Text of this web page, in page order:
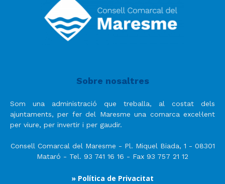
Sobre nosaltres
Som una administració que treballa, al costat dels
ajuntaments, per fer del Maresme una comarca excel·lent
per viure, per invertir i per gaudir.
Consell Comarcal del Maresme - Pl. Miquel Biada, 1 - 08301
Mataró - Tel. 93 741 16 16 - Fax 93 757 21 12
» Política de Privacitat